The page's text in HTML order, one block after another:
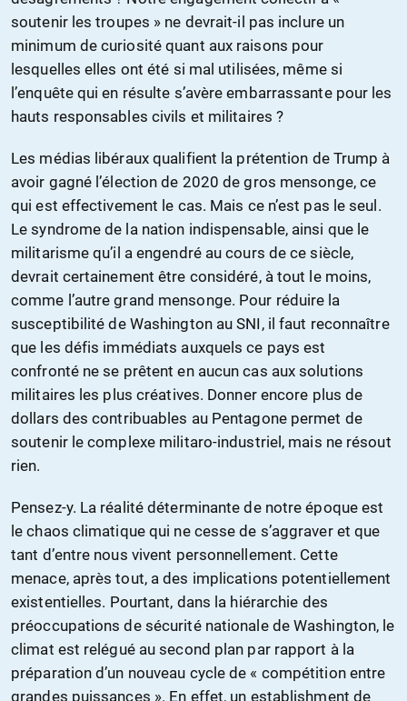
soutenir les troupes » ne devrait-il pas inclure un
minimum de curiosité quant aux raisons pour
lesquelles elles ont été si mal utilisées, même si
l’enquête qui en résulte s’avère embarrassante pour les
hauts responsables civils et militaires ?
Les médias libéraux qualifient la prétention de Trump à
avoir gagné l’élection de 2020 de gros mensonge, ce
qui est effectivement le cas. Mais ce n’est pas le seul.
Le syndrome de la nation indispensable, ainsi que le
militarisme qu’il a engendré au cours de ce siècle,
devrait certainement être considéré, à tout le moins,
comme l’autre grand mensonge. Pour réduire la
susceptibilité de Washington au SNI, il faut reconnaître
que les défis immédiats auxquels ce pays est
confronté ne se prêtent en aucun cas aux solutions
militaires les plus créatives. Donner encore plus de
dollars des contribuables au Pentagone permet de
soutenir le complexe militaro-industriel, mais ne résout
rien.
Pensez-y. La réalité déterminante de notre époque est
le chaos climatique qui ne cesse de s’aggraver et que
tant d’entre nous vivent personnellement. Cette
menace, après tout, a des implications potentiellement
existentielles. Pourtant, dans la hiérarchie des
préoccupations de sécurité nationale de Washington, le
climat est relégué au second plan par rapport à la
préparation d’un nouveau cycle de « compétition entre
grandes puissances ». En effet, un establishment de